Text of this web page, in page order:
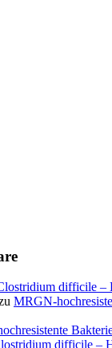
difficile –
MRGN-
difficile –